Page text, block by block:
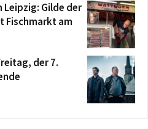
Gilde der
Fischmarkt am
der 7.